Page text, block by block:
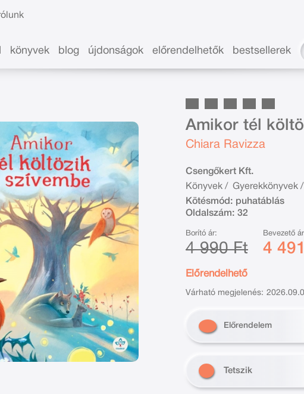
könyvek blog újdonságok előrendelhetők bestsellerek
Amikor tél
Chiara Ravizza
Csengőkert Kft.
Könyvek / Gyerekkönyvek /
Kötésmód: puhatáblás
Oldalszám: 32
Borító ár:
4 990 Ft
Bevezető
4
Előrendelhető
Várható megjelenés:
Előrendelem
Tetszik